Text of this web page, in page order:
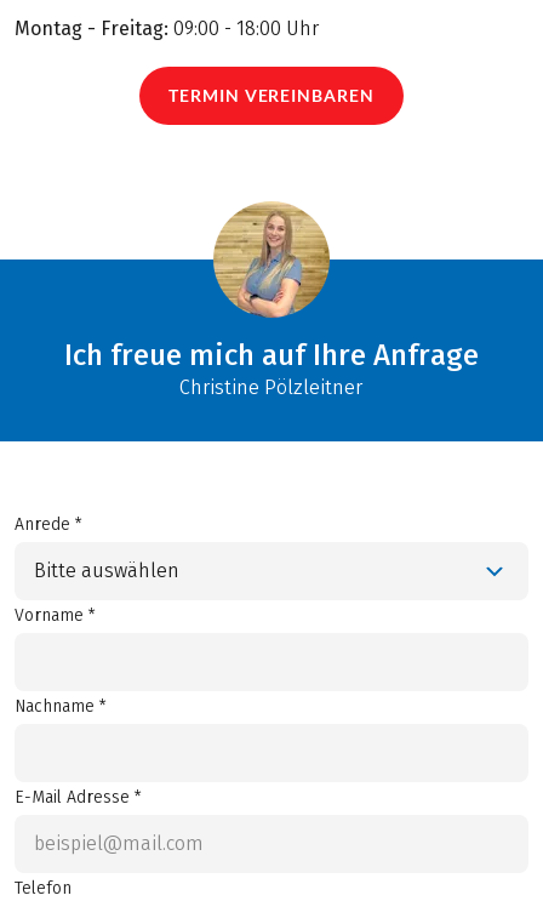
Montag - Freitag: 09:00 - 18:00 Uhr
TERMIN VEREINBAREN
Ich freue mich auf Ihre Anfrage
Christine Pölzleitner
Anrede *
Bitte auswählen
Vorname *
Nachname *
E-Mail Adresse *
Telefon